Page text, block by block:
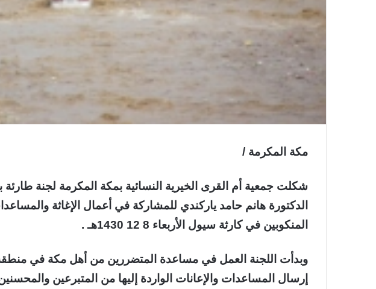
مكة المكرمة /
شكلت جمعية أم القرى الخيرية النسائية بمكة المكرمة لجنة طارئة
الدكتورة هانم حامد ياركندي للمشاركة في أعمال الإغاثة
المنكوبين في كارثة سيول الأربعاء 8 12 1430هـ .
وبدأت اللجنة العمل في مساعدة المتضررين من أهل مكة في
إرسال المساعدات والإعانات الواردة إليها من المتبرعين